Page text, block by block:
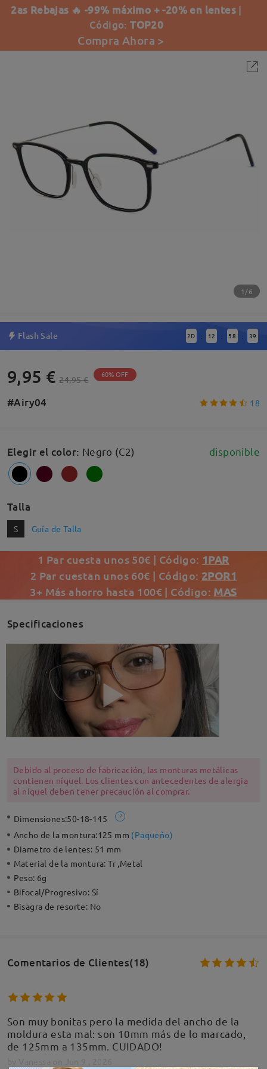
2as Rebajas 🔥 -99% máximo + -20% en lentes |
Código:TOP20
Compra Ahora >
1/6
Flash Sale 2D : 12 : 58 : 39
9,95 € 24,95 € 60% OFF
#Airy04 18
Elegir el color: Negro (C2) disponible
Talla
S Guía de Talla
1 Par cuesta unos 50€ | Código: 1PAR
2 Par cuestan unos 60€ | Código: 2POR1
3+ Más ahorro hasta 100€ | Código: MAS
Specificaciones
Debido al proceso de fabricación, las monturas metálicas
contienen níquel. Los clientes con antecedentes de alergia
al níquel deben tener precaución al comprar.
Dimensiones:50-18-145
Ancho de la montura:125 mm (Paqueño)
Diametro de lentes: 51 mm
Material de la montura:Tr ,Metal
Peso: 6g
Bifocal/Progresivo: Sí
Bisagra de resorte: No
Comentarios de Clientes(18)
Son muy bonitas pero la medida del ancho de la
moldura esta mal: son 10mm más de lo marcado,
de 125mm a 135mm. CUIDADO!